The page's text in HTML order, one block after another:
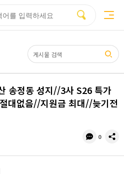
송정동 성지//3사 S26 특가
대없음//지원금 최대//늦기전
댓
수
0
공